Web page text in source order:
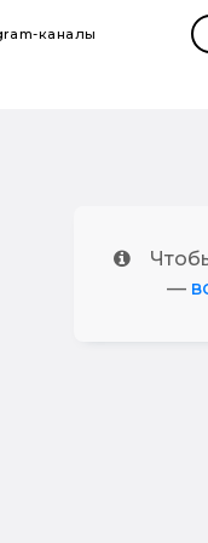
каналы
—